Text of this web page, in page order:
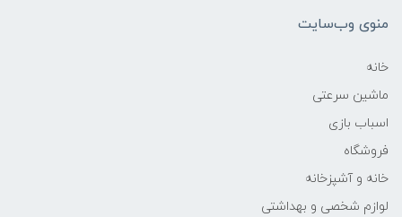
منوی وب‌سایت
خانه
ماشین سرعتی
اسباب بازی
فروشگاه
خانه و آشپزخانه
لوازم شخصی و بهداشتی